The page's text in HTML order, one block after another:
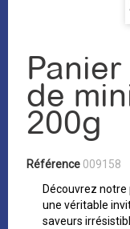
de
200g
Référence 009158
Découvrez
une véritable
saveurs